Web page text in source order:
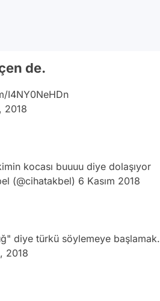
de.
I4NY0NeHDn
2018
kocası buuuu diye dolaşıyor
(@cihatakbel) 6 Kasım 2018
diye türkü söylemeye başlamak.
2018